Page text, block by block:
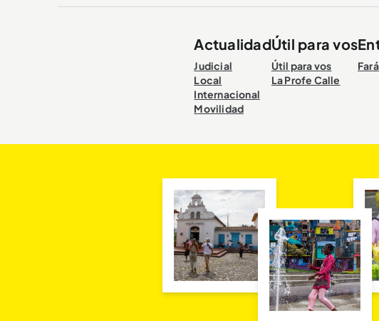
Actualidad
Judicial
Local
Internacional
Movilidad
Útil para vos
Útil para vos
La Profe Calle